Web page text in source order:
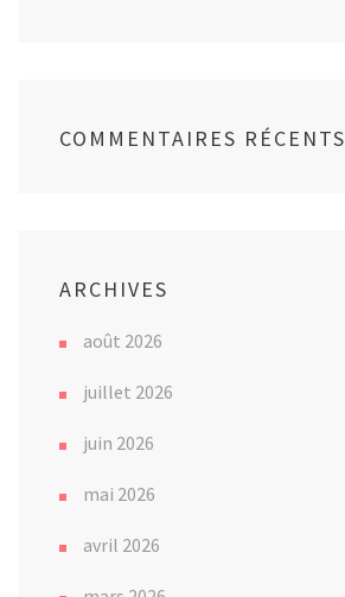
COMMENTAIRES RÉCENTS
ARCHIVES
août 2026
juillet 2026
juin 2026
mai 2026
avril 2026